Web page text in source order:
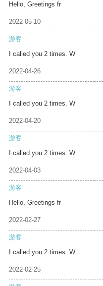
Hello, Greetings fr
2022-05-10
游客
I called you 2 times. W
2022-04-26
游客
I called you 2 times. W
2022-04-20
游客
I called you 2 times. W
2022-04-03
游客
Hello, Greetings fr
2022-02-27
游客
I called you 2 times. W
2022-02-25